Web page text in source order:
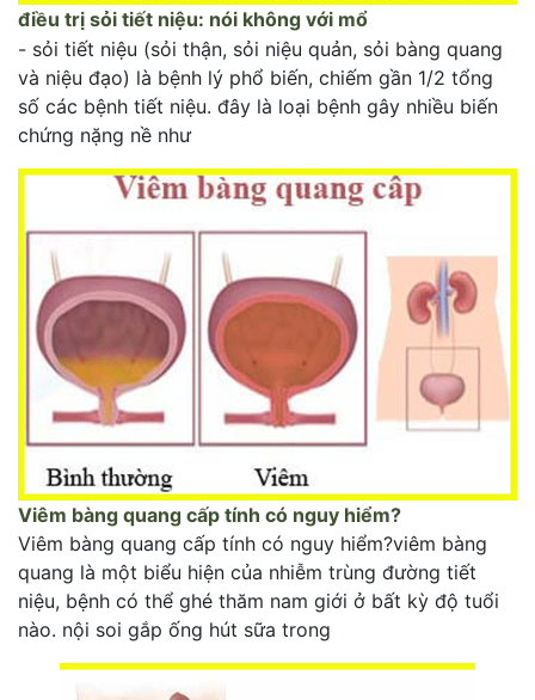
điều trị sỏi tiết niệu: nói không với mổ
- sỏi tiết niệu (sỏi thận, sỏi niệu quản, sỏi bàng quang
và niệu đạo) là bệnh lý phổ biến, chiếm gần 1/2 tổng
số các bệnh tiết niệu. đây là loại bệnh gây nhiều biến
chứng nặng nề như
Viêm bàng quang cấp tính có nguy hiểm?
Viêm bàng quang cấp tính có nguy hiểm?viêm bàng
quang là một biểu hiện của nhiễm trùng đường tiết
niệu, bệnh có thể ghé thăm nam giới ở bất kỳ độ tuổi
nào. nội soi gắp ống hút sữa trong